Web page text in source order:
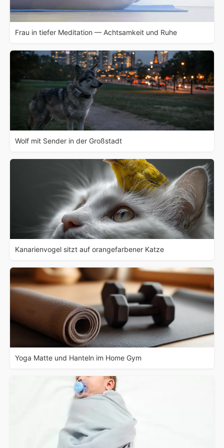
Frau in tiefer Meditation — Achtsamkeit und Ruhe
Wolf mit Sender in der Großstadt
Kanarienvogel sitzt auf orangefarbener Katze
Yoga Matte und Hanteln im Home Gym